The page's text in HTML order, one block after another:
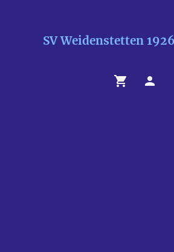
SV Weidenstetten